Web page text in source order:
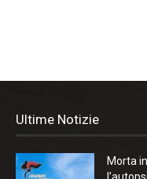
Ultime Notizie
Morta